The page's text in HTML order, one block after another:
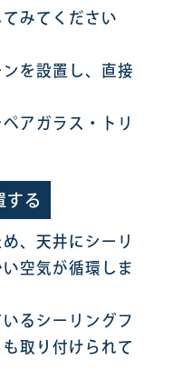
みてください
を設置し、直接
アガラス・トリ
する
、天井にシーリ
空気が循環しま
るシーリングフ
取り付けられて